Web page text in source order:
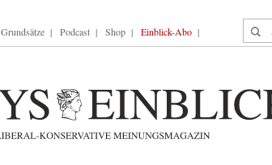
Grundsätze Podcast Shop Einblick-Abo